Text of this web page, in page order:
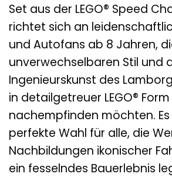
Set aus der LEGO® Speed
richtet sich an
und Autofans ab 8 Jahren,
unverwechselbaren Stil und
Ingenieurskunst des
in detailgetreuer LEGO® Form
nachempfinden möchten.
perfekte Wahl für alle, die
Nachbildungen ikonischer
ein fesselndes Bauerlebnis